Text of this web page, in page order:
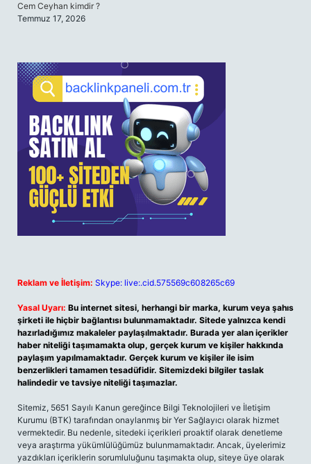
Cem Ceyhan kimdir ?
Temmuz 17, 2026
Reklam ve İletişim: Skype: live:.cid.575569c608265c69
Yasal Uyarı: Bu internet sitesi, herhangi bir marka, kurum veya şahıs
şirketi ile hiçbir bağlantısı bulunmamaktadır. Sitede yalnızca kendi
hazırladığımız makaleler paylaşılmaktadır. Burada yer alan içerikler
haber niteliği taşımamakta olup, gerçek kurum ve kişiler hakkında
paylaşım yapılmamaktadır. Gerçek kurum ve kişiler ile isim
benzerlikleri tamamen tesadüfidir. Sitemizdeki bilgiler taslak
halindedir ve tavsiye niteliği taşımazlar.
Sitemiz, 5651 Sayılı Kanun gereğince Bilgi Teknolojileri ve İletişim
Kurumu (BTK) tarafından onaylanmış bir Yer Sağlayıcı olarak hizmet
vermektedir. Bu nedenle, sitedeki içerikleri proaktif olarak denetleme
veya araştırma yükümlülüğümüz bulunmamaktadır. Ancak, üyelerimiz
yazdıkları içeriklerin sorumluluğunu taşımakta olup, siteye üye olarak